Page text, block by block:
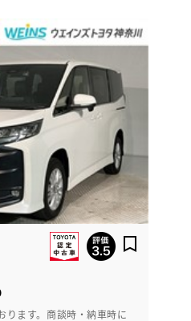
ります。商談時・納車時に